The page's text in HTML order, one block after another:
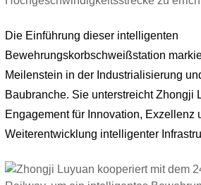
Die Einführung dieser intelligenten
Bewehrungskorbschweißstation
Meilenstein in der Industrialisierung
Baubranche. Sie unterstreicht Zhongji
Engagement für Innovation, Exzellenz
Weiterentwicklung intelligenter